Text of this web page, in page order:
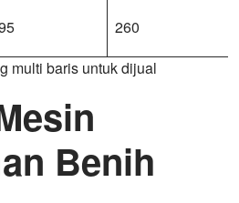
260
multi baris untuk dijual
Benih